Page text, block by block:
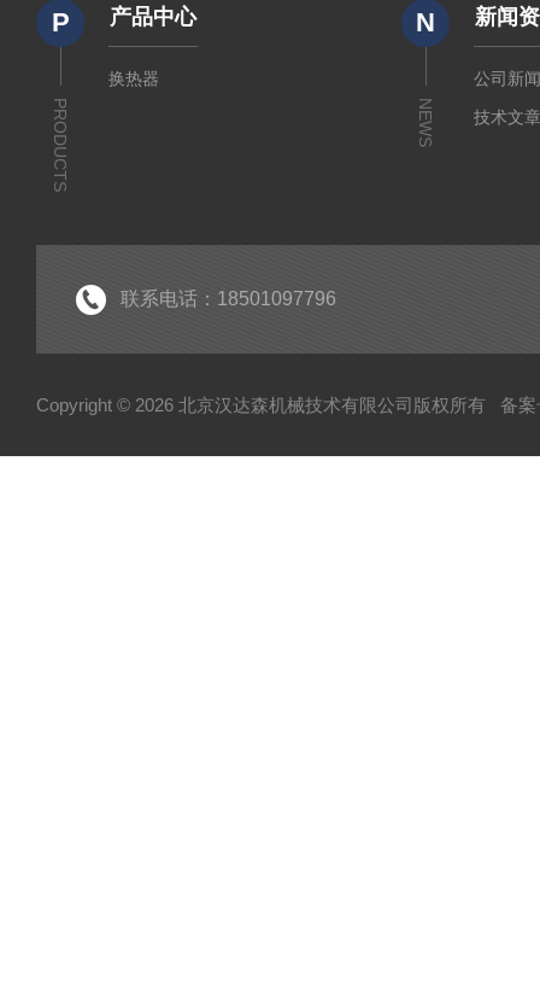
P
PRODUCTS
产品中心
换热器
N
NEWS
新闻
公司新
技术文
联系电话：18501097796
Copyright © 2026 北京汉达森机械技术有限公司版权所有 备案